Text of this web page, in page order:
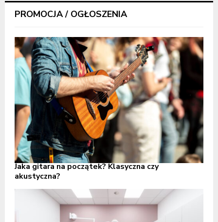
PROMOCJA / OGŁOSZENIA
Jaka gitara na początek? Klasyczna czy
akustyczna?